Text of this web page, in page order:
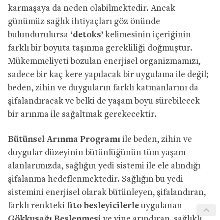
karmaşaya da neden olabilmektedir. Ancak
günümüz sağlık ihtiyaçları göz önünde
bulundurulursa ‘detoks’ kelimesinin içeriğinin
farklı bir boyuta taşınma gerekliliği doğmuştur.
Mükemmeliyeti bozulan enerjisel organizmamızı,
sadece bir kaç kere yapılacak bir uygulama ile değil;
beden, zihin ve duyguların farklı katmanlarını da
şifalandıracak ve belki de yaşam boyu sürebilecek
bir arınma ile sağaltmak gerekecektir.
Bütünsel Arınma Programı ile beden, zihin ve
duygular düzeyinin bütünlüğünün tüm yaşam
alanlarımızda, sağlığın yedi sistemi ile ele alındığı
şifalanma hedeflenmektedir. Sağlığın bu yedi
sistemini enerjisel olarak bütünleyen, şifalandıran,
farklı renkteki fito besleyicilerleuygulanan